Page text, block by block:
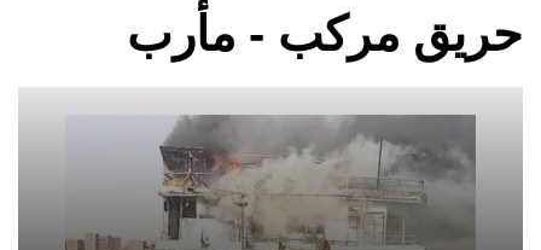
حريق مركب - مأرب